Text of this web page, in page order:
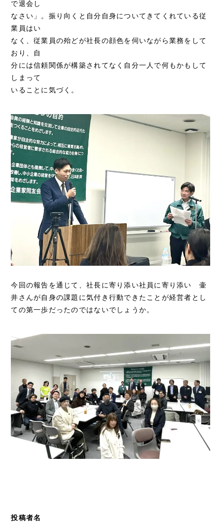
で退会し
なさい」。振り向くと自分自身についてきてくれている従
業員はい
なく、従業員の殆どが社長の顔色を伺いながら業務をして
おり、自
分には信頼関係が構築されてなく自分一人で何もかもして
しまって
いることに気づく。
今回の報告を通じて、社長に寄り添い社員に寄り添い 壷
井さんが自身の課題に気付き行動できたことが経営者とし
ての第一歩だったのではないでしょうか。
投稿者名